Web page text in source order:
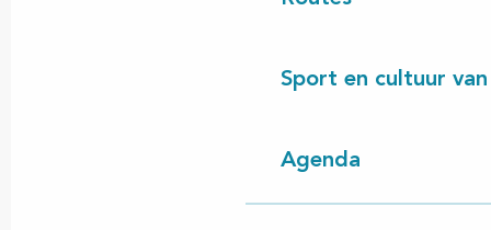
Sport en cultuur
Agenda